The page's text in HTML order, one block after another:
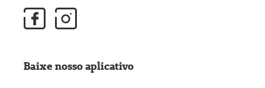
Baixe nosso aplicativo